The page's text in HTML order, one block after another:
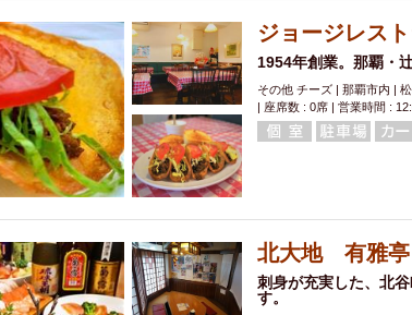
貸切可
大部屋20名 落ち着いた空間 4000円台コ
カード可
厳選日本酒 鮮魚 大衆酒場 ノンア
3000円台コース
ピザ 焼酎 カラオケ デリバリ
アサヒスーパードライ
県庁前駅周辺 大部屋40名
大部屋50名以上～
オリオン
ハッピーアワー
アグー豚
キリン一番搾り
エビ カレー チャージ無し 牡
アレルギー対応可能
牧志駅周辺 ペット同伴 ビ
ダイエット中におススメ
沖縄そば
ジョージレス
1954年創業。那覇・
その他 チーズ | 那覇市内 |
| 座席数 : 0席 | 営業時間 :
北大地 有雅亭
刺身が充実した、北
す。